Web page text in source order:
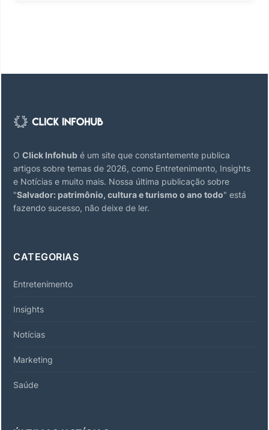
O Click Infohub é um site que constantemente publica
artigos sobre temas de 2026, como Entretenimento, Insights
e Notícias e muito mais. Nossa última publicação sobre
"Salvador: patrimônio, cultura e turismo o ano todo" está
fazendo sucesso, não deixe de ler.
CATEGORIAS
Entretenimento
Insights
Notícias
Marketing
Saúde